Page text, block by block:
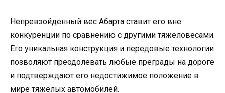
Непревзойденный вес Абарта ставит его вне
конкуренции по сравнению с другими тяжеловесами.
Его уникальная конструкция и передовые технологии
позволяют преодолевать любые преграды на дороге
и подтверждают его недостижимое положение в
мире тяжелых автомобилей.